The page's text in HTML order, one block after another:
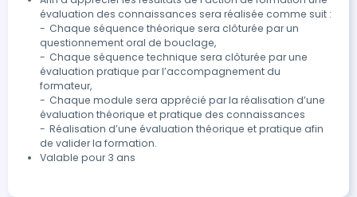
évaluation des connaissances sera réalisée comme suit :
-	Chaque séquence théorique sera clôturée par un
questionnement oral de bouclage,
-	Chaque séquence technique sera clôturée par une
évaluation pratique par l’accompagnement du
formateur,
-	Chaque module sera apprécié par la réalisation d’une
évaluation théorique et pratique des connaissances
-	Réalisation d’une évaluation théorique et pratique afin
de valider la formation.
Valable pour 3 ans